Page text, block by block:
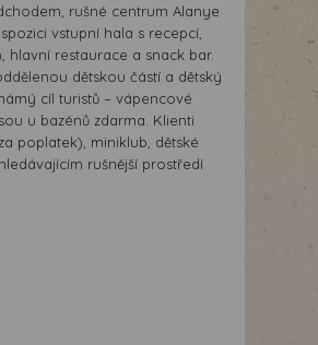
rušné centrum Alanye
vstupní hala s recepcí,
restaurace a snack bar.
dětskou částí a dětský
cíl turistů – vápencové
u bazénů zdarma. Klienti
poplatek), miniklub, dětské
rušnější prostředí